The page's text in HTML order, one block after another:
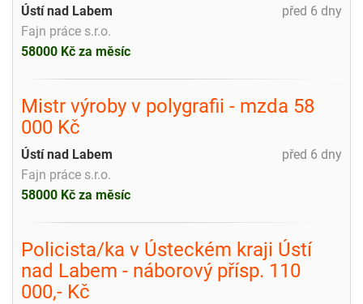
před 6 dny
Ústí nad Labem
Fajn práce s.r.o.
58000 Kč za měsíc
Mistr výroby v polygrafii - mzda 58
000 Kč
před 6 dny
Ústí nad Labem
Fajn práce s.r.o.
58000 Kč za měsíc
Policista/ka v Ústeckém kraji Ústí
nad Labem - náborový přísp. 110
000,- Kč